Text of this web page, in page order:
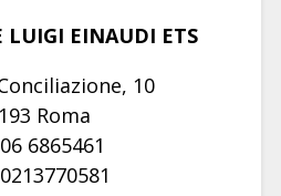
LUIGI EINAUDI ETS
10
Roma
6865461